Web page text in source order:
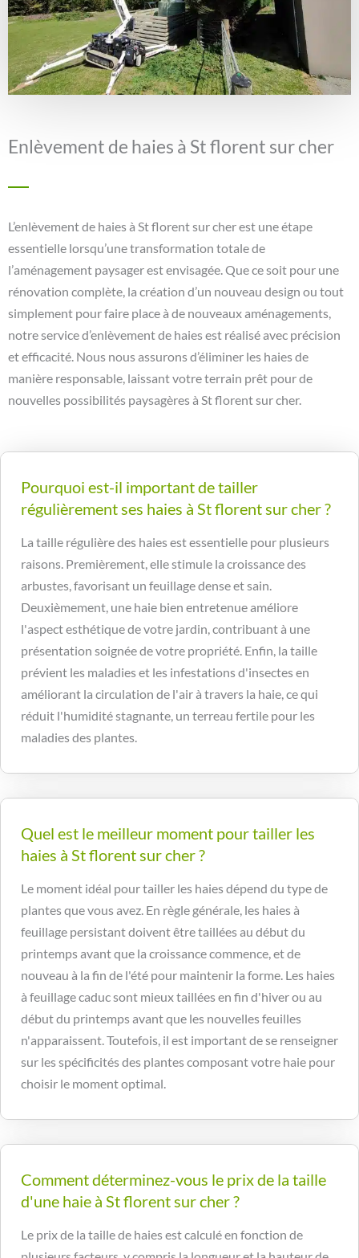
Enlèvement de haies à St florent sur cher
L’enlèvement de haies à St florent sur cher est une étape
essentielle lorsqu’une transformation totale de
l’aménagement paysager est envisagée. Que ce soit pour une
rénovation complète, la création d’un nouveau design ou tout
simplement pour faire place à de nouveaux aménagements,
notre service d’enlèvement de haies est réalisé avec précision
et efficacité. Nous nous assurons d’éliminer les haies de
manière responsable, laissant votre terrain prêt pour de
nouvelles possibilités paysagères à St florent sur cher.
Pourquoi est-il important de tailler
régulièrement ses haies à St florent sur cher ?
La taille régulière des haies est essentielle pour plusieurs
raisons. Premièrement, elle stimule la croissance des
arbustes, favorisant un feuillage dense et sain.
Deuxièmement, une haie bien entretenue améliore
l'aspect esthétique de votre jardin, contribuant à une
présentation soignée de votre propriété. Enfin, la taille
prévient les maladies et les infestations d'insectes en
améliorant la circulation de l'air à travers la haie, ce qui
réduit l'humidité stagnante, un terreau fertile pour les
maladies des plantes.
Quel est le meilleur moment pour tailler les
haies à St florent sur cher ?
Le moment idéal pour tailler les haies dépend du type de
plantes que vous avez. En règle générale, les haies à
feuillage persistant doivent être taillées au début du
printemps avant que la croissance commence, et de
nouveau à la fin de l'été pour maintenir la forme. Les haies
à feuillage caduc sont mieux taillées en fin d'hiver ou au
début du printemps avant que les nouvelles feuilles
n'apparaissent. Toutefois, il est important de se renseigner
sur les spécificités des plantes composant votre haie pour
choisir le moment optimal.
Comment déterminez-vous le prix de la taille
d'une haie à St florent sur cher ?
Le prix de la taille de haies est calculé en fonction de